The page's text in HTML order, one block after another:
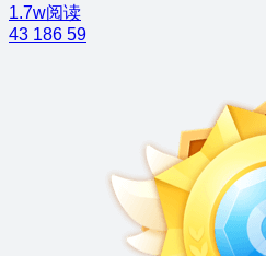
1.7w阅读
43 186 59